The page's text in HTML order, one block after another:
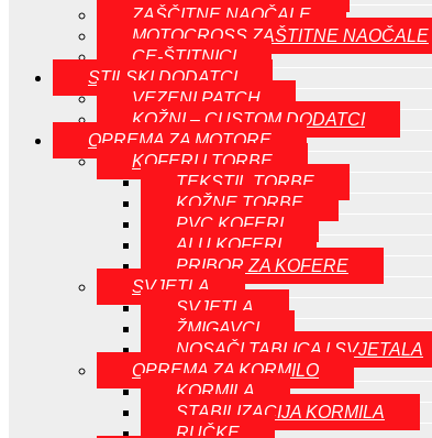
ZAŠČITNE NAOČALE
MOTOCROSS ZAŠTITNE NAOČALE
CE-ŠTITNICI
STILSKI DODATCI
VEZENI PATCH
KOŽNI – CUSTOM DODATCI
OPREMA ZA MOTORE
KOFERI I TORBE
TEKSTIL TORBE
KOŽNE TORBE
PVC KOFERI
ALU KOFERI
PRIBOR ZA KOFERE
SVJETLA
SVJETLA
ŽMIGAVCI
NOSAČI TABLICA I SVJETALA
OPREMA ZA KORMILO
KORMILA
STABILIZACIJA KORMILA
RUČKE